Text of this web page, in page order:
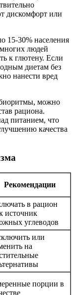
дискомфорт или
15-30% населения
людей
к глютену. Если
диетам без
нанести вред
можно
рациона.
питанием, что
качества
Рекомендации
в рацион
источник
углеводов
или
на
порции в